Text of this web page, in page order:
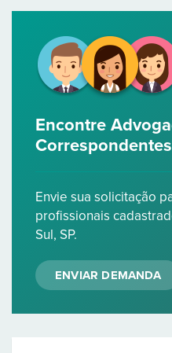
Encontre
Envie sua solicitação
profissionais
Sul, SP.
ENVIAR DEMANDA